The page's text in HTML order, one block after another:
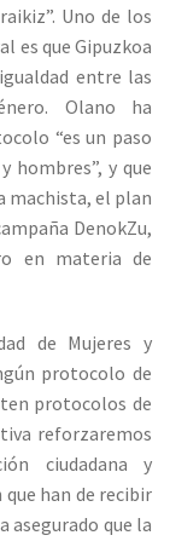
Uno de los
es que Gipuzkoa
entre las
Olano ha
“es un paso
hombres”, y que
machista, el plan
DenokZu,
en materia de
de Mujeres y
protocolo de
protocolos de
reforzaremos
ciudadana y
han de recibir
asegurado que la